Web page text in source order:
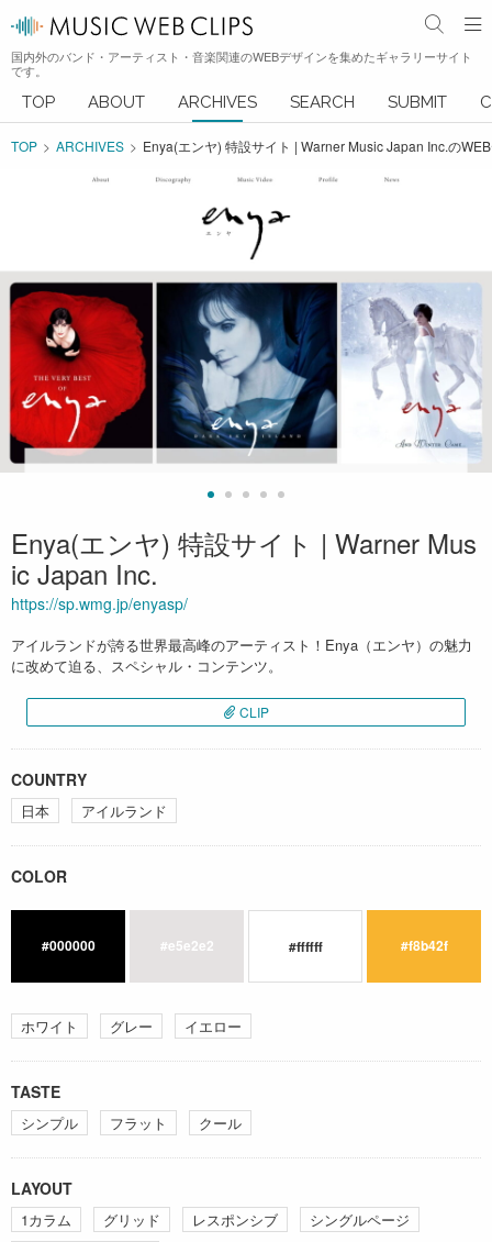
国内外のバンド・アーティスト・音楽関連のWEBデザインを集めたギャラリーサイト
です。
TOP ABOUT ARCHIVES SEARCH SUBMIT
TOP ARCHIVES Enya(エンヤ) 特設サイト | Warner Music Japan Inc.の
Enya(エンヤ) 特設サイト | Warner Mus
ic Japan Inc.
https://sp.wmg.jp/enyasp/
アイルランドが誇る世界最高峰のアーティスト！Enya（エンヤ）の魅力
に改めて迫る、スペシャル・コンテンツ。
CLIP
COUNTRY
日本 アイルランド
COLOR
#000000 #e5e2e2 #ffffff #f8b42f
ホワイト グレー イエロー
TASTE
シンプル フラット クール
LAYOUT
1カラム グリッド レスポンシブ
シングルページ